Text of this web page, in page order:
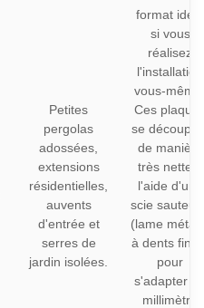
Petites
pergolas
adossées,
extensions
résidentielles,
auvents
d'entrée et
serres de
jardin isolées.
format idéal
si vous
réalisez
l'installation
vous-
Ces
se
de manière
très nette à
l'aide d'une
scie
(lame
à dents
pour
s'adapter
millimètre